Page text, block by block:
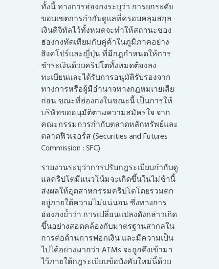
ทั้งนี้ ทางการฮ่องกงระบุว่า การยกระดับ
ขอบเขตการกำกับดูแลที่ครอบคลุมสกุล
เงินดิจิทัลไว้ทั้งหมดจะทำให้สถานะของ
ฮ่องกงทัดเทียมกับคู่ค้าในภูมิภาคอย่าง
สิงคโปร์และญี่ปุ่น ที่มีกฎกำหนดให้การ
ชำระเงินด้วยคริปโตทั้งหมดต้องลง
ทะเบียนและได้รับการอนุมัติรับรองจาก
ทางการหรือผู้มีอำนาจทางกฎหมเายเสีย
ก่อน ขณะที่ฮ่องกงในขณะนี้ เป็นการให้
บริษัทขออนุมัติตามความสมัครใจ จาก
คณะกรรมการกำกับตลาดหลักทรัพย์และ
ตลาดฟิวเจอร์ส (Securities and Futures
Commission : SFC)
รายงานระบุว่าการปรับกฎระเบียบกำกับดู
แลคริปโตมีแนวโน้มจะเกิดขึ้นในไม่ช้านี้
ส่งผลให้อุตสาหกรรมคริปโตโดยรวมตก
อยู่ภายใต้ความไม่แน่นอน ซึ่งทางการ
ฮ่องกงย้ำว่า การเปลี่ยนแปลงดังกล่าวเกิด
ขึ้นอย่างสอดคล้องกับมาตรฐานสากลใน
การต่อต้านการฟอกเงิน และมีความเป็น
ไปได้อย่างมากว่า ATMs จะถูกดึงเข้ามา
ไว้ภายใต้กฎระเบียบข้อบังคับใหม่นี้ด้วย